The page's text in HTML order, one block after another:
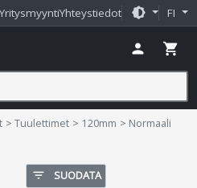
YritysmyyntiYhteystiedot brightness_medium FI
person shopping_cart
Tuulettimet 120mm Normaali
filter_list SUODATA